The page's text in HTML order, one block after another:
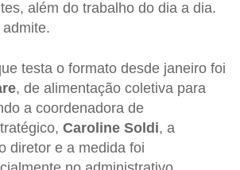
além do trabalho do dia a dia.
admite.
testa o formato desde janeiro foi
, de alimentação coletiva para
a coordenadora de
Caroline Soldi, a
diretor e a medida foi